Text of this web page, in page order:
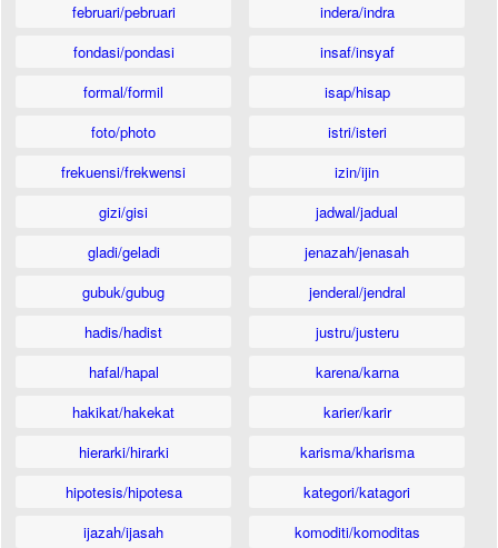
februari/pebruari
fondasi/pondasi
formal/formil
foto/photo
frekuensi/frekwensi
gizi/gisi
gladi/geladi
gubuk/gubug
hadis/hadist
hafal/hapal
hakikat/hakekat
hierarki/hirarki
hipotesis/hipotesa
ijazah/ijasah
indera/indra
insaf/insyaf
isap/hisap
istri/isteri
izin/ijin
jadwal/jadual
jenazah/jenasah
jenderal/jendral
justru/justeru
karena/karna
karier/karir
karisma/kharisma
kategori/katagori
komoditi/komoditas